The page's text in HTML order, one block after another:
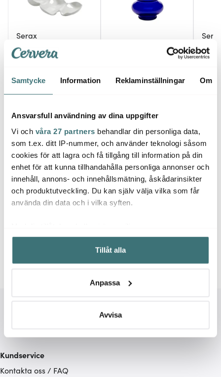
Samtycke Information Reklaminställningar Om
Ansvarsfull användning av dina uppgifter
Vi och våra 27 partners behandlar din personliga data,
som t.ex. ditt IP-nummer, och använder teknologi såsom
cookies för att lagra och få tillgång till information på din
enhet för att kunna tillhandahålla personliga annonser och
innehåll, annons- och innehållsmätning, åskådarinsikter
och produktutveckling. Du kan själv välja vilka som får
använda din data och i vilka syften.
Samla in information om din geografiska plats som
kan ha en noggrannhet på upp till flera meter
Identifiera din enhet genom att aktivt skanna den för
Ta reda på mer om hur dina personliga uppgifter
Du kan ändra eller dra tillbaka ditt samtycke när som
ska anpassas efter det som vi tror att du tycker om. Det
gör också att vi kan analysera vår trafik och göra
Tillåt alla
Anpassa
Avvisa
Serax
Perfect Imperfection
Nami Wave
Få i lager
Bubble vas 15 cm blå
Låt dig inspireras av våra kunder
Kundservice
Kontakta oss / FAQ